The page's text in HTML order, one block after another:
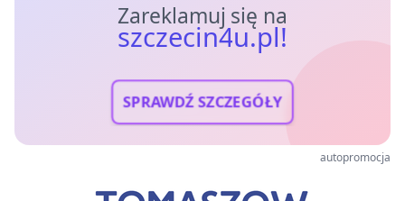
Zareklamuj się na
szczecin4u.pl!
SPRAWDŹ SZCZEGÓŁY
autopromocja